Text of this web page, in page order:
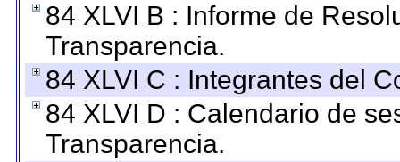
84 XLVI B : Informe de
Transparencia.
84 XLVI C : Integrantes del
84 XLVI D : Calendario de
Transparencia.